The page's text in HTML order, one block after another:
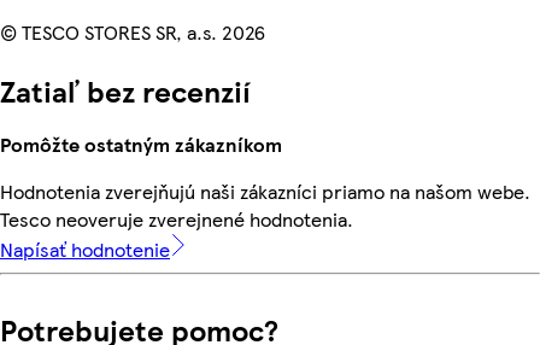
© TESCO STORES SR, a.s. 2026
Zatiaľ bez recenzií
Pomôžte ostatným zákazníkom
Hodnotenia zverejňujú naši zákazníci priamo na našom webe.
Tesco neoveruje zverejnené hodnotenia.
Napísať hodnotenie
Potrebujete pomoc?